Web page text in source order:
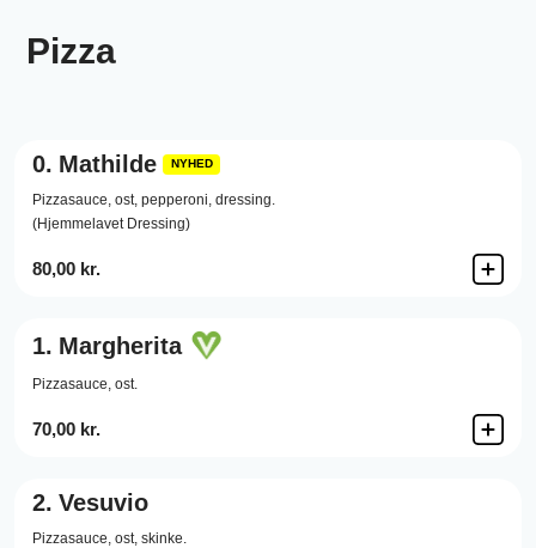
Pizza
0. Mathilde NYHED
Pizzasauce, ost, pepperoni, dressing.
(Hjemmelavet Dressing)
80,00 kr.
1. Margherita
Pizzasauce, ost.
70,00 kr.
2. Vesuvio
Pizzasauce, ost, skinke.